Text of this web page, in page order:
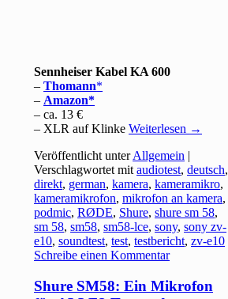
Sennheiser Kabel KA 600
–Thomann
– Amazon
– ca. 13 €
– XLR auf KlinkeWeiterlesen →
Veröffentlicht unter Allgemein |
Verschlagwortet mit audiotest,deutsch,
direkt, german,kamera,kameramikro,
kameramikrofon,mikrofon an kamera,
podmic,RØDE, Shure,shure sm 58,
sm 58,sm58,sm58-lce,sony,sony zv-
e10,soundtest,test,testbericht,zv-e10
Schreibe einen Kommentar
Shure SM58: Ein Mikrofon